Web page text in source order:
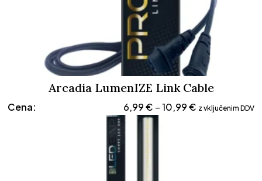
Arcadia LumenIZE Link Cable
Cena: 6,99€ – 10,99€Cenovni
z vključenim DDV